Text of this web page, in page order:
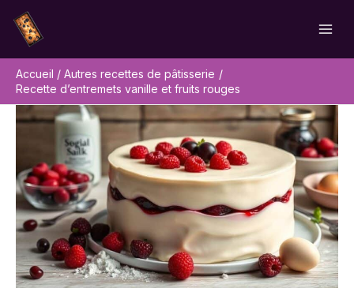
contenu
Accueil
Autres recettes de pâtisserie
Recette d’entremets vanille et fruits rouges
Rechercher